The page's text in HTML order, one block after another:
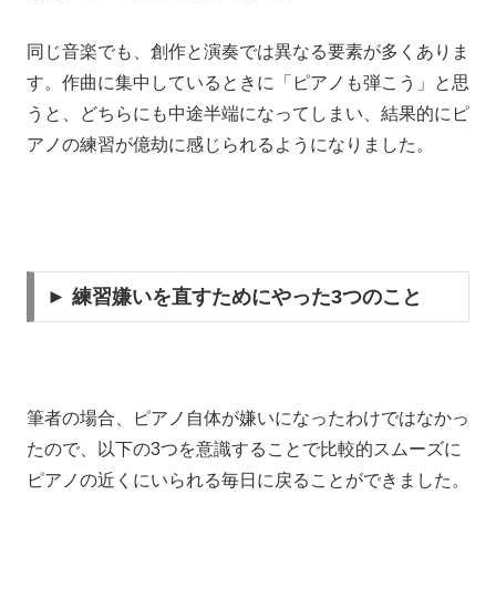
同じ音楽でも、創作と演奏では異なる要素が多くありま
す。作曲に集中しているときに「ピアノも弾こう」と思
うと、どちらにも中途半端になってしまい、結果的にピ
アノの練習が億劫に感じられるようになりました。
► 練習嫌いを直すためにやった3つのこと
筆者の場合、ピアノ自体が嫌いになったわけではなかっ
たので、以下の3つを意識することで比較的スムーズに
ピアノの近くにいられる毎日に戻ることができました。